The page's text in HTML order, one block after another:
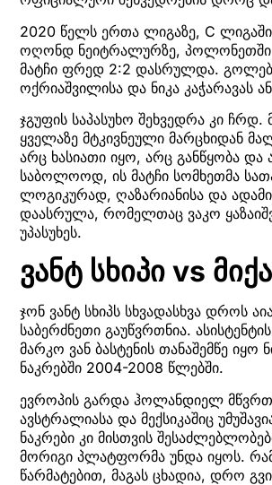
2020 წელს ერთა ლიგაზე, C
ოღონდ ნეიტრალურზე,
მატჩი ფრედ 2:2 დასრულდა.
ოქრიაშვილისა და ნიკა კაჭარავას
ჯგუფის საპასუხო შეხვედრა კი ჩრდ.
ყველაზე მტკივნეული მარცხიდან
არც ხასიათი იყო, არც განწყობა
საბოლოოდ, ის მატჩი სომხეთმა
ლოგიკურად, ღაზარიანისა და
დაასრულა, რომელთაც ვაკო
უპასუხეს.
ვანტ სხიპი vs
ჯონ ვანტ სხიპს სხვადასხვა დროს
საბერძნეთი გაუწვრთნია.
მარკო ვან ბასტენის თანაშემწე
ნაკრებში 2004-2008 წლებში.
ევროპის გარდა ჰოლანდიელ
ავსტრალიასა და მექსიკაშიც
ნაკრები კი მისთვის
მორიგი პლატფორმა უნდა იყოს.
წარმატებით, მაგას ცხადია, დრო